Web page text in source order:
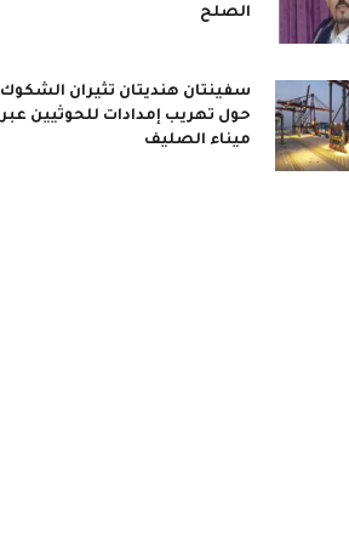
الصلح
سفينتان هنديتان تثيران الشكوك
حول تهريب إمدادات للحوثيين عبر
ميناء الصليف